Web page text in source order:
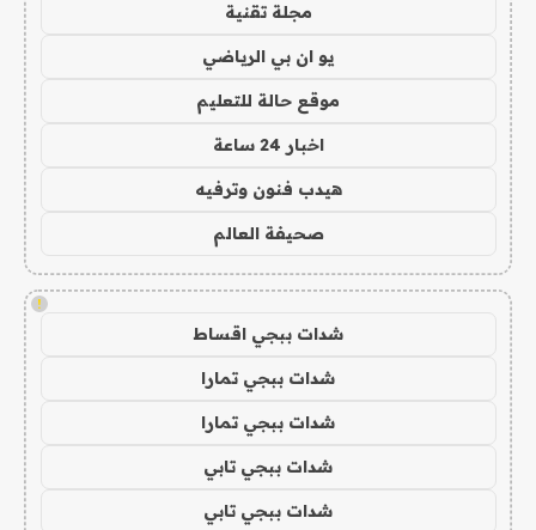
مجلة تقنية
يو ان بي الرياضي
موقع حالة للتعليم
اخبار 24 ساعة
هيدب فنون وترفيه
صحيفة العالم
!
شدات ببجي اقساط
شدات ببجي تمارا
شدات ببجي تمارا
شدات ببجي تابي
شدات ببجي تابي